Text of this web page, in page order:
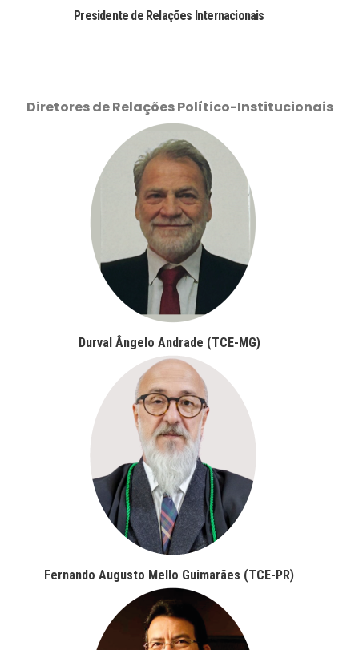
Presidente de Relações Internacionais
Diretores de Relações Político-Institucionais
Durval Ângelo Andrade (TCE-MG)
Fernando Augusto Mello Guimarães (TCE-PR)